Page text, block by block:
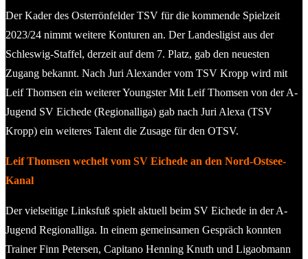
Der Kader des Osterrönfelder TSV für die kommende Spielzeit
2023/24 nimmt weitere Konturen an. Der Landesligist aus der
Schleswig-Staffel, derzeit auf dem 7. Platz, gab den neuesten
Zugang bekannt. Nach Juri Alexander vom TSV Kropp wird mit
Leif Thomsen ein weiterer Youngster Mit Leif Thomsen von der A-
Jugend SV Eichede (Regionalliga) gab nach Juri Alexa (TSV
Kropp) ein weiteres Talent die Zusage für den OTSV.
Leif Thomsen wechelt vom SV Eichede an den Nord-Ostsee-
Kanal
Der vielseitige Linksfuß spielt aktuell beim SV Eichede in der A-
Jugend Regionalliga. In einem gemeinsamen Gespräch konnten
Trainer Finn Petersen, Capitano Henning Knuth und Ligaobmann